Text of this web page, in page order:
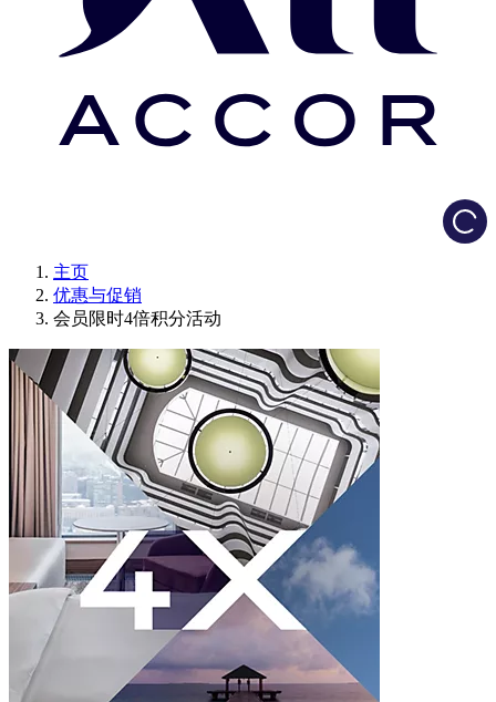
主页
优惠与促销
会员限时4倍积分活动